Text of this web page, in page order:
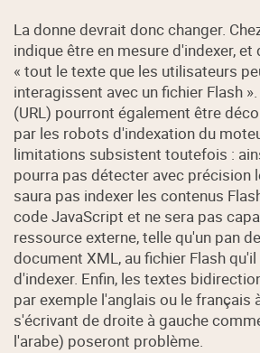
La donne devrait donc changer.
indique être en mesure d'indexer, et
« tout le texte que les utilisateurs
interagissent avec un fichier Flash
(URL) pourront également être
par les robots d'indexation du
limitations subsistent toutefois :
pourra pas détecter avec précision
saura pas indexer les contenus
code JavaScript et ne sera pas
ressource externe, telle qu'un pan
document XML, au fichier Flash
d'indexer. Enfin, les textes
par exemple l'anglais ou le français
s'écrivant de droite à gauche
l'arabe) poseront problème.